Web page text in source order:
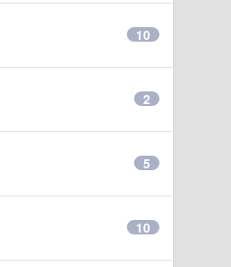
10
2
5
10